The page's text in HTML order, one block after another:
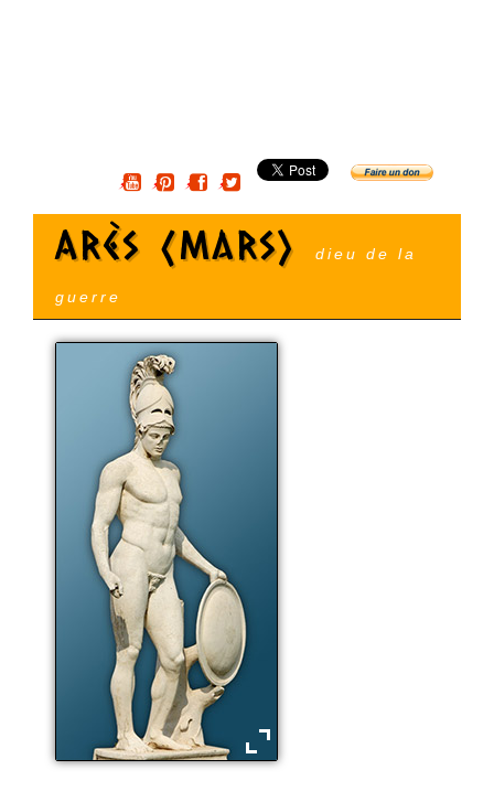
Arès (Mars) dieu de la
guerre